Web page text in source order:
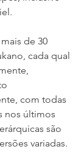
de 30
cada qual
com todas
nos últimos
são
variadas.